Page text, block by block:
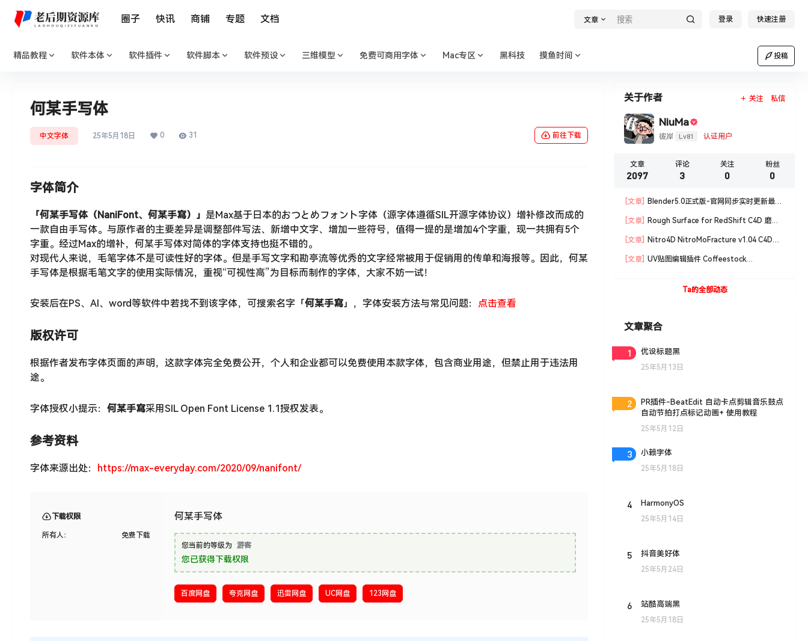
圈子 快讯 商铺 专题 文档 文章 登录 快速注册
精品教程 软件本体 软件插件 软件脚本 软件预设 三维模型 免费可商用字体 Mac专区 黑科技 摸鱼时间 投稿
何某手写体
中文字体 25年5月18日 0 31 前往下载
字体简介
「何某手写体（NaniFont、何某手寫）」 是Max基于日本的おつとめフォント字体（源字体遵循SIL开源字体协议）增补修改而成的
一款自由手写体。与原作者的主要差异是调整部件写法、新增中文字、增加一些符号，值得一提的是增加4个字重，现一共拥有5个
字重。经过Max的增补，何某手写体对简体的字体支持也挺不错的。
对现代人来说，毛笔字体不是可读性好的字体。但是手写文字和勘亭流等优秀的文字经常被用于促销用的传单和海报等。因此，何某
手写体是根据毛笔文字的使用实际情况，重视“可视性高”为目标而制作的字体，大家不妨一试！
安装后在PS、AI、word等软件中若找不到该字体，可搜索名字「何某手寫」，字体安装方法与常见问题： 点击查看
版权许可
根据作者发布字体页面的声明，这款字体完全免费公开，个人和企业都可以免费使用本款字体，包含商业用途，但禁止用于违法用
途。
字体授权小提示： 何某手寫采用SIL Open Font License 1.1授权发表。
参考资料
字体来源出处： https://max-everyday.com/2020/09/nanifont/
下载权限
所有人： 免费下载
何某手写体
您当前的等级为 游客
您已获得下载权限
百度网盘 夸克网盘 迅雷网盘 UC网盘 123网盘
关于作者 关注 私信
NiuMa
彼岸 Lv81 认证用户
文章
2097
评论
3
关注
0
粉丝
0
[文章]
Blender5.0正式版-官网同步实时更新最新
[文章]
Rough Surface for RedShift C4D 磨损
[文章]
Nitro4D NitroMoFracture v1.04 C4D插
[文章]
UV贴图编辑插件 Coffeestock
Ta的全部动态
文章聚合
1 优设标题黑
25年5月13日
2
PR插件-BeatEdit 自动卡点剪辑音乐鼓点
自动节拍打点标记动画+ 使用教程
25年5月12日
3 小赖字体
25年5月18日
4 HarmonyOS
25年5月14日
5 抖音美好体
25年5月24日
6 站酷高端黑
25年5月18日